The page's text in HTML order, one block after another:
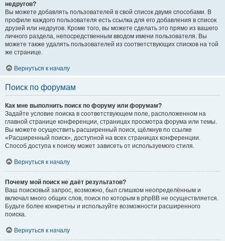
недругов?
Вы можете добавлять пользователей в свой список двумя способами. В
профиле каждого пользователя есть ссылка для его добавления в список
друзей или недругов. Кроме того, вы можете сделать это прямо из вашего
личного раздела, непосредственным вводом имени пользователя. Вы
можете также удалять пользователей из соответствующих списков на той
же странице.
Вернуться к началу
Поиск по форумам
Как мне выполнить поиск по форуму или форумам?
Задайте условие поиска в соответствующем поле, расположенном на
главной странице конференции, страницах просмотра форума или темы.
Вы можете осуществить расширенный поиск, щёлкнув по ссылке
«Расширенный поиск», доступной на всех страницах конференции.
Способ доступа к поиску может зависеть от используемого стиля.
Вернуться к началу
Почему мой поиск не даёт результатов?
Ваш поисковый запрос, возможно, был слишком неопределённым и
включал много общих слов, поиск по которым в phpBB не осуществляется.
Будьте более конкретны и используйте возможности расширенного
поиска.
Вернуться к началу